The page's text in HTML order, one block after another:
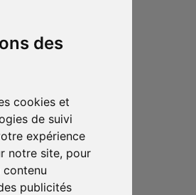
des
cookies et
de suivi
expérience
notre site, pour
publicités
0